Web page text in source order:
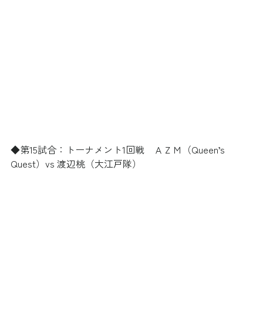
◆第15試合：トーナメント1回戦　ＡＺＭ（Queen’s
Quest）vs 渡辺桃（大江戸隊）